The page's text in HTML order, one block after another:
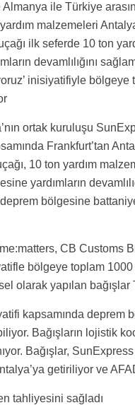
ile Türkiye
malzemeleri
ilk seferde 10 ton
devamlılığını
inisiyatifiyle bölgeye
ortak kuruluşu
Frankfurt’tan
10 ton yardım
yardımların
bölgesine
CB Customs
bölgeye toplam 1000
olarak yapılan bağışlar
kapsamında
Bağışların lojistik
Bağışlar,
getiriliyor ve
tahliyesini sağladı